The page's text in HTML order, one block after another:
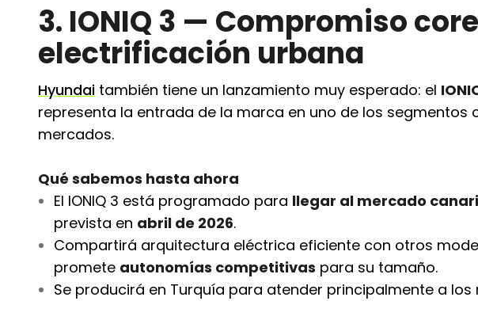
3. IONIQ 3 — Compromiso
electrificación urbana
Hyundai también tiene un lanzamiento muy esperado: el
representa la entrada de la marca en uno de los segmentos
mercados.
Qué sabemos hasta ahora
El IONIQ 3 está programado para llegar al mercado
prevista en abril de 2026.
Compartirá arquitectura eléctrica eficiente con otros
promete autonomías competitivas para su tamaño.
Se producirá en Turquía para atender principalmente a